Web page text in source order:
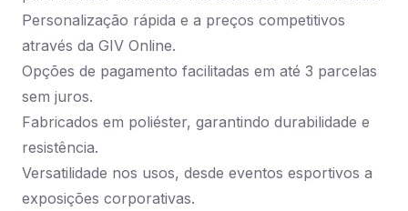
Personalização rápida e a preços competitivos
através da GIV Online.
Opções de pagamento facilitadas em até 3 parcelas
sem juros.
Fabricados em poliéster, garantindo durabilidade e
resistência.
Versatilidade nos usos, desde eventos esportivos a
exposições corporativas.